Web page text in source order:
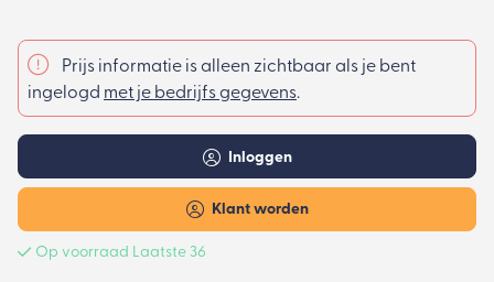
Op voorraad Laatste 36
Prijs informatie is alleen zichtbaar als je bent
ingelogd met je bedrijfs gegevens.
Inloggen
Klant worden